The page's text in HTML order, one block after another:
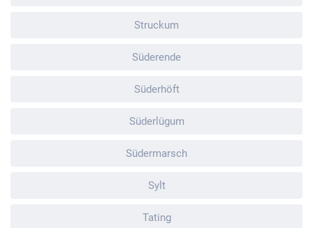
Struckum
Süderende
Süderhöft
Süderlügum
Südermarsch
Sylt
Tating